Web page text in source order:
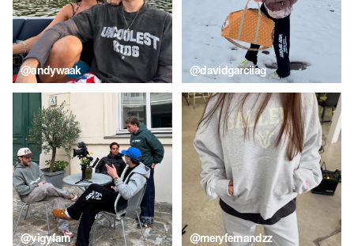
@andywaak @davidgarciiag
@vigyfam @meryfernandzz